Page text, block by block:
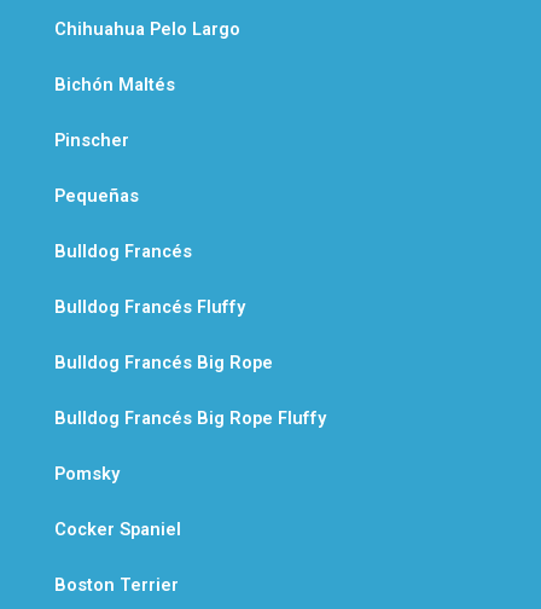
Chihuahua Pelo Largo
Bichón Maltés
Pinscher
Pequeñas
Bulldog Francés
Bulldog Francés Fluffy
Bulldog Francés Big Rope
Bulldog Francés Big Rope Fluffy
Pomsky
Cocker Spaniel
Boston Terrier